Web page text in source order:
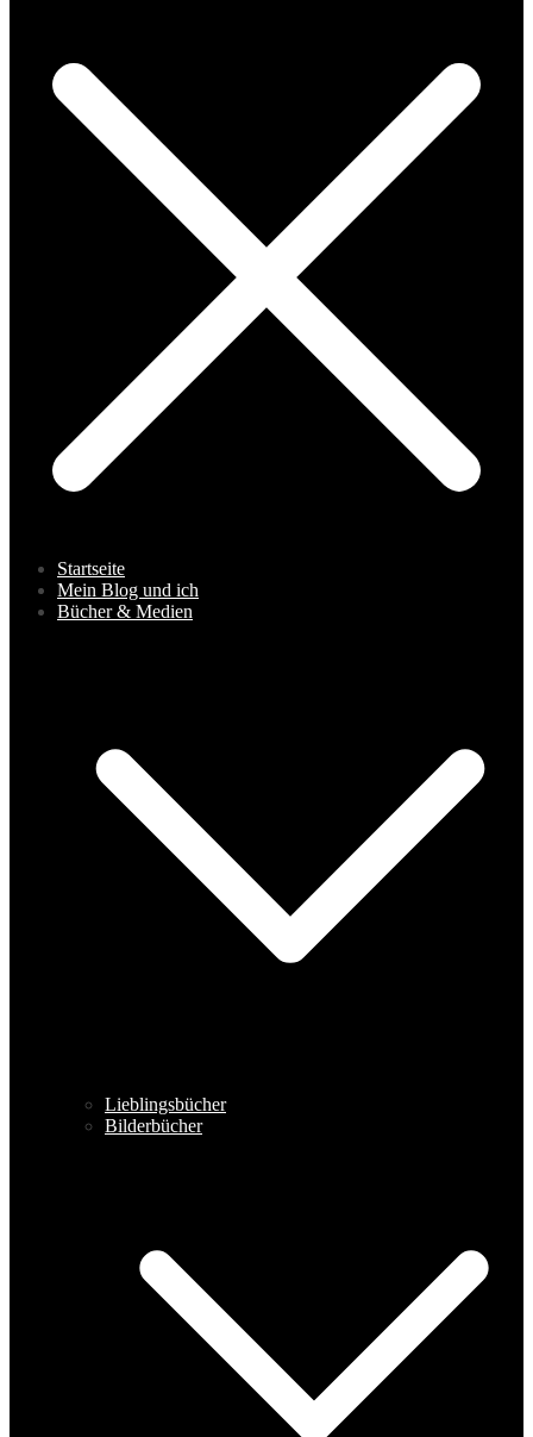
Startseite
Mein Blog und ich
Bücher & Medien
Lieblingsbücher
Bilderbücher